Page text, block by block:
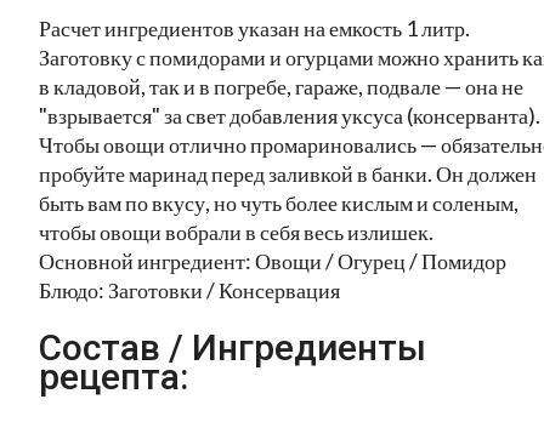
Расчет ингредиентов указан на емкость 1 литр.
Заготовку с помидорами и огурцами можно хранить
в кладовой, так и в погребе, гараже, подвале — она не
"взрывается" за свет добавления уксуса (консерванта).
Чтобы овощи отлично промариновались —
пробуйте маринад перед заливкой в банки. Он должен
быть вам по вкусу, но чуть более кислым и соленым,
чтобы овощи вобрали в себя весь излишек.
Основной ингредиент: Овощи / Огурец / Помидор
Блюдо: Заготовки / Консервация
Состав / Ингредиенты
рецепта: